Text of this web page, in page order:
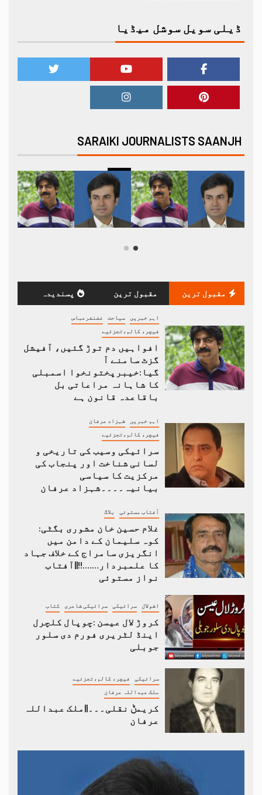
ڈیلی سویل سوشل میڈیا
SARAIKI JOURNALISTS SAANJH
مقبول ترین مقبول ترین پسندیدہ
اہم خبریں سیاحت غضنفرعباس
فیچر، کالم،تجزئیے
افواہیں دم توڑ گئیں، آفیشل
گزٹ سامنے آ
گیا:خیبرپختونخوا اسمبلی
کا شاہانہ مراعاتی بل
باقاعدہ قانون ہے
اہم خبریں شہزاد عرفان
فیچر، کالم،تجزئیے
سرائیکی وسیب کی تاریخی و
لسانی شناخت اور پنجاب کی
مرکزیت کا سیاسی
بیانیہ۔۔۔۔شہزاد عرفان
آفتاب مستوئی بلاگ
غلام حسین خان مشوری بگٹی:
کوہ سلیمان کے دامن میں
انگریزی سامراج کے خلاف جہاد
کا علمبردار…….!!||آفتاب
نواز مستوئی
اشولال سرائیکی سرائیکی شاعری کتاب
کروڑ لال عیسن :چوپال کلچرل
اینڈ لٹریری فورم دی سلور
جوبلی
سرائیکی فیچر، کالم،تجزئیے
ملک عبداللہ عرفان
کریمݨ نقلی۔۔۔||ملک عبداللہ
عرفان